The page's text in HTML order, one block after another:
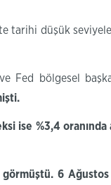
tarihi düşük
bölgesel
ise %3,4 oranında
görmüştü. 6Ağustos